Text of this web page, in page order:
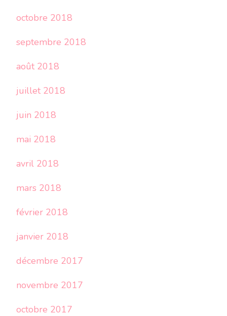
octobre 2018
septembre 2018
août 2018
juillet 2018
juin 2018
mai 2018
avril 2018
mars 2018
février 2018
janvier 2018
décembre 2017
novembre 2017
octobre 2017